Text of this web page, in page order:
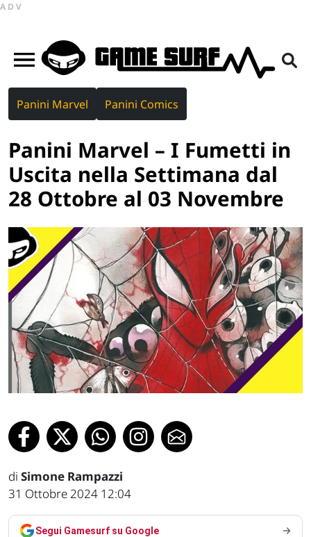
ADV
Panini Marvel Panini Comics
Panini Marvel – I Fumetti in
Uscita nella Settimana dal
28 Ottobre al 03 Novembre
di Simone Rampazzi
31 Ottobre 2024 12:04
Segui Gamesurf su Google